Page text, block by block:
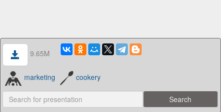
9.65M
marketing cookery